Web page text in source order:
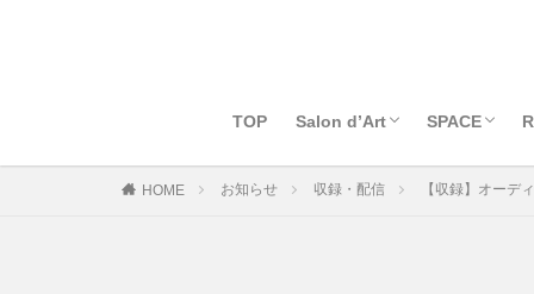
TOP Salon d’Art
Salon d’Artとは
会員申込
ログイン
料金支払いページ
退会
スタッフ募集
SPACE
Art Space
レンタルス
HOME お知らせ 収録・配信 【収録】オーデ